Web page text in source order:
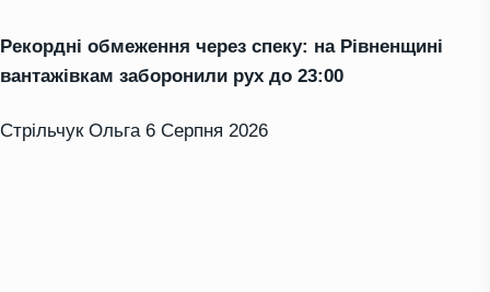
Рекордні обмеження через спеку: на Рівненщині
вантажівкам заборонили рух до 23:00
Стрільчук Ольга 6 Серпня 2026